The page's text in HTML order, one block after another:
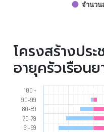
จำนวน
โครงสร้างปร
อายุครัวเรือน
61-69
70-79
80-89
90-99
100 +